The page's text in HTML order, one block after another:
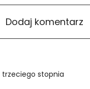
trzeciego stopnia